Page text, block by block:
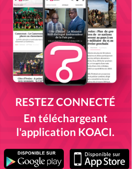
RESTEZ CONNECTÉ
En téléchargeant
l'application KOACI.